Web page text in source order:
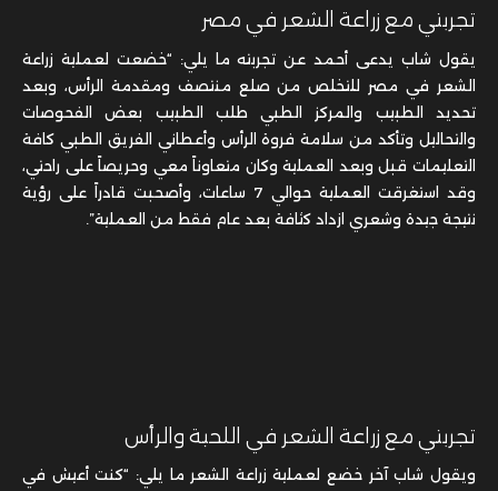
تجربتي مع زراعة الشعر في مصر
يقول شاب يدعى أحمد عن تجربته ما يلي: “خضعت لعملية زراعة
الشعر في مصر للتخلص من صلع منتصف ومقدمة الرأس، وبعد
تحديد الطبيب والمركز الطبي طلب الطبيب بعض الفحوصات
والتحاليل وتأكد من سلامة فروة الرأس وأعطاني الفريق الطبي كافة
التعليمات قبل وبعد العملية وكان متعاوناً معي وحريصاً على راحتي،
وقد استغرقت العملية حوالي 7 ساعات، وأصحبت قادراً على رؤية
نتيجة جيدة وشعري ازداد كثافة بعد عام فقط من العملية”.
تجربتي مع زراعة الشعر في اللحية والرأس
ويقول شاب آخر خضع لعملية زراعة الشعر ما يلي: “كنت أعيش في